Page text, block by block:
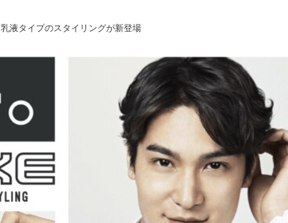
液タイプのスタイリングが新登場